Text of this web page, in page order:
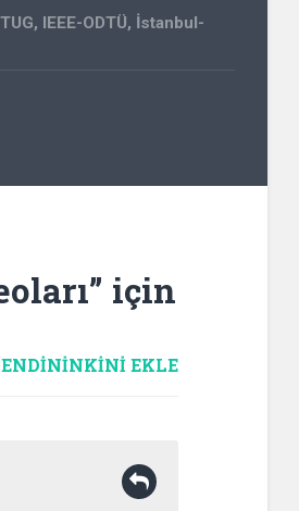
, IEEE-ODTÜ, İstanbul-
” için
EKLE